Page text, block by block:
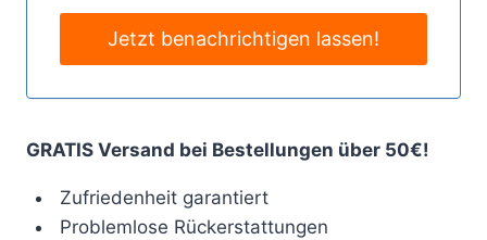
GRATIS Versand bei Bestellungen über 50€!
Zufriedenheit garantiert
Problemlose Rückerstattungen